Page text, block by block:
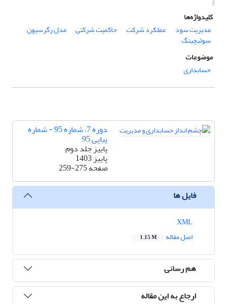
کلیدواژه‌ها
مدیریت سود
عملکرد شرکت حاکمیت شرکتی مدل رگرسیون
سوئیچینگ
موضوعات
حسابداری
دوره 7، شماره 95 - شماره
پیاپی 95
پاییز جلد دوم
پاییز 1403
صفحه259-275
فایل ها
اصل مقاله
1.15 M
هم رسانی
ارجاع به این مقاله